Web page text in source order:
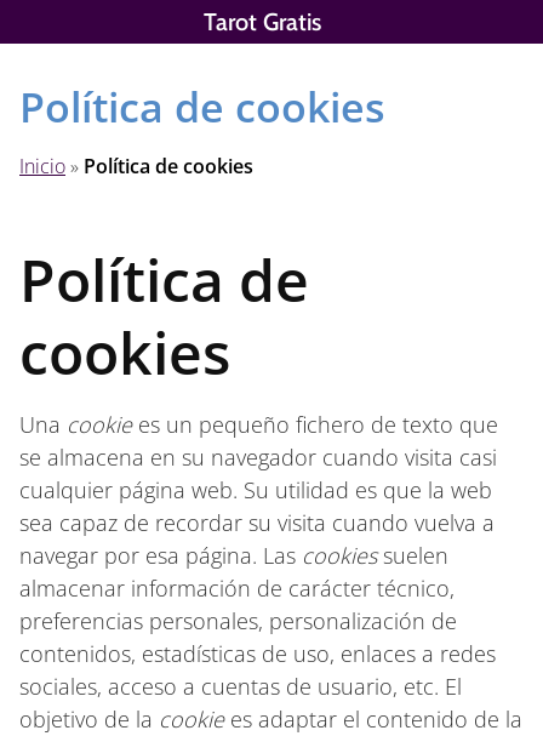
al
Tarot Gratis
Política de cookies
Inicio» Política de cookies
Política de
cookies
Una cookiees un pequeño fichero de texto que
se almacena en su navegador cuando visita casi
cualquier página web. Su utilidad es que la web
sea capaz de recordar su visita cuando vuelva a
navegar por esa página. Las cookiessuelen
almacenar información de carácter técnico,
preferencias personales, personalización de
contenidos, estadísticas de uso, enlaces a redes
sociales, acceso a cuentas de usuario, etc. El
objetivo de la cookiees adaptar el contenido de la